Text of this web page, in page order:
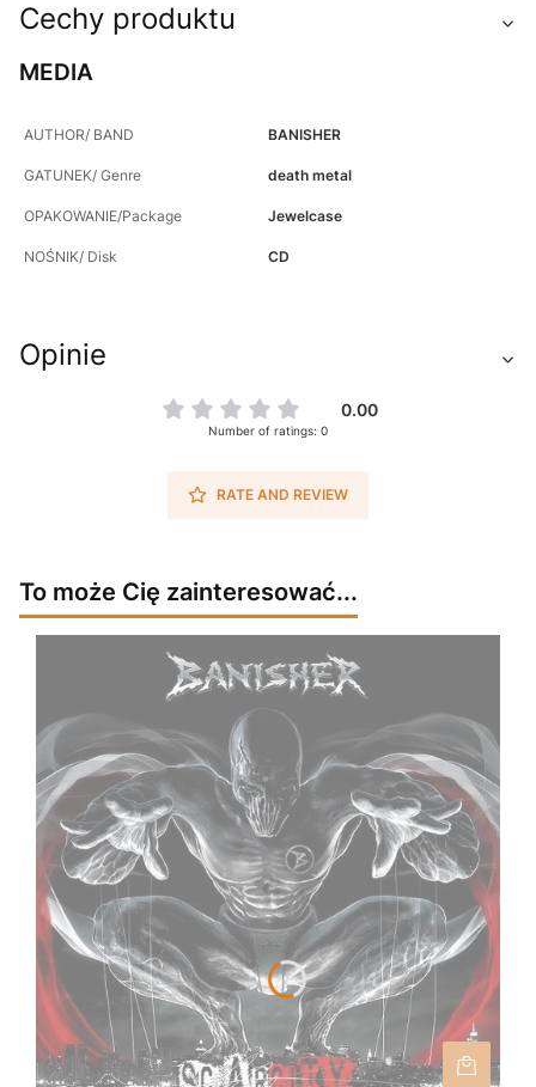
Cechy produktu
MEDIA
AUTHOR/ BAND BANISHER
GATUNEK/ Genre death metal
OPAKOWANIE/Package Jewelcase
NOŚNIK/ Disk CD
Opinie
0.00
Number of ratings: 0
RATE AND REVIEW
To może Cię zainteresować...